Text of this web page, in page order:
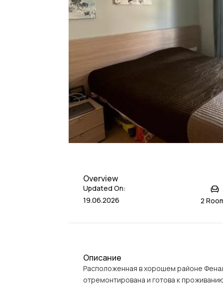
Overview
Updated On:
19.06.2026
2
Описание
Расположенная в хорошем районе
отремонтирована и готова к